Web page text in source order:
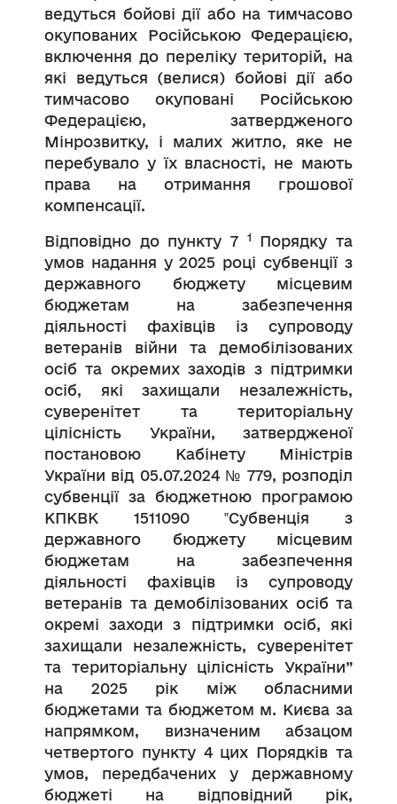
ведуться бойові дії або на тимчасово
окупованих Російською Федерацією,
включення до переліку територій, на
які ведуться (велися) бойові дії або
тимчасово окуповані Російською
Федерацією, затвердженого
Мінрозвитку, і малих житло, яке не
перебувало у їх власності, не мають
права на отримання грошової
компенсації.
Відповідно до пункту 7 1
Порядку та
умов надання у 2025 році субвенції з
державного бюджету місцевим
бюджетам на забезпечення
діяльності фахівців із супроводу
ветеранів війни та демобілізованих
осіб та окремих заходів з підтримки
осіб, які захищали незалежність,
суверенітет та територіальну
цілісність України, затвердженої
постановою Кабінету Міністрів
України від 05.07.2024 № 779, розподіл
субвенції за бюджетною програмою
КПКВК 1511090 ‟Субвенція з
державного бюджету місцевим
бюджетам на забезпечення
діяльності фахівців із супроводу
ветеранів та демобілізованих осіб та
окремі заходи з підтримки осіб, які
захищали незалежність, суверенітет
та територіальну цілісність України”
на 2025 рік між обласними
бюджетами та бюджетом м. Києва за
напрямком, визначеним абзацом
четвертого пункту 4 цих Порядків та
умов, передбачених у державному
бюджеті на відповідний рік,